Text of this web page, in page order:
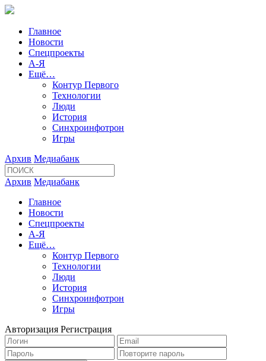
Главное
Новости
Спецпроекты
А-Я
Ещё…
Контур Первого
Технологии
Люди
История
Синхроинфотрон
Игры
Архив Медиабанк
Архив Медиабанк
Главное
Новости
Спецпроекты
А-Я
Ещё…
Контур Первого
Технологии
Люди
История
Синхроинфотрон
Игры
Авторизация Регистрация